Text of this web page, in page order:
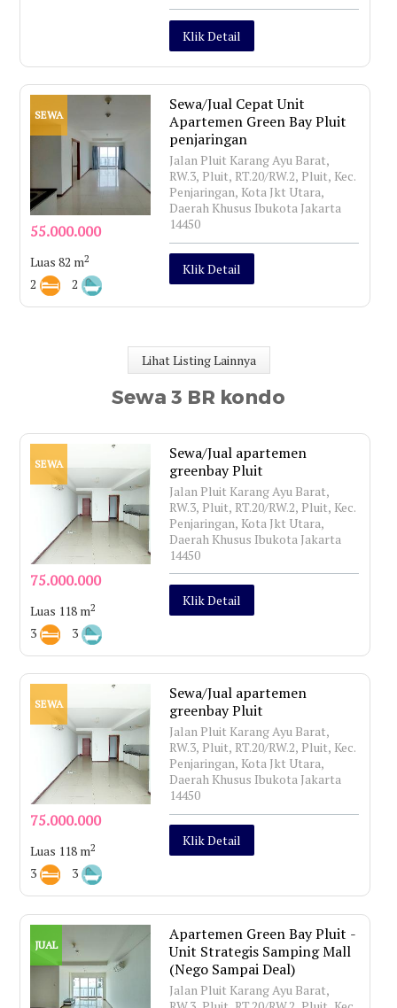
Klik Detail
SEWA
55.000.000
Luas 82 m2
2 2
Sewa/Jual Cepat Unit
Apartemen Green Bay Pluit
penjaringan
Jalan Pluit Karang Ayu Barat,
RW.3, Pluit, RT.20/RW.2, Pluit, Kec.
Penjaringan, Kota Jkt Utara,
Daerah Khusus Ibukota Jakarta
14450
Klik Detail
Lihat Listing Lainnya
Sewa 3 BR kondo
SEWA
75.000.000
Luas 118 m2
3 3
Sewa/Jual apartemen
greenbay Pluit
Jalan Pluit Karang Ayu Barat,
RW.3, Pluit, RT.20/RW.2, Pluit, Kec.
Penjaringan, Kota Jkt Utara,
Daerah Khusus Ibukota Jakarta
14450
Klik Detail
SEWA
75.000.000
Luas 118 m2
3 3
Sewa/Jual apartemen
greenbay Pluit
Jalan Pluit Karang Ayu Barat,
RW.3, Pluit, RT.20/RW.2, Pluit, Kec.
Penjaringan, Kota Jkt Utara,
Daerah Khusus Ibukota Jakarta
14450
Klik Detail
JUAL
Apartemen Green Bay Pluit -
Unit Strategis Samping Mall
(Nego Sampai Deal)
Jalan Pluit Karang Ayu Barat,